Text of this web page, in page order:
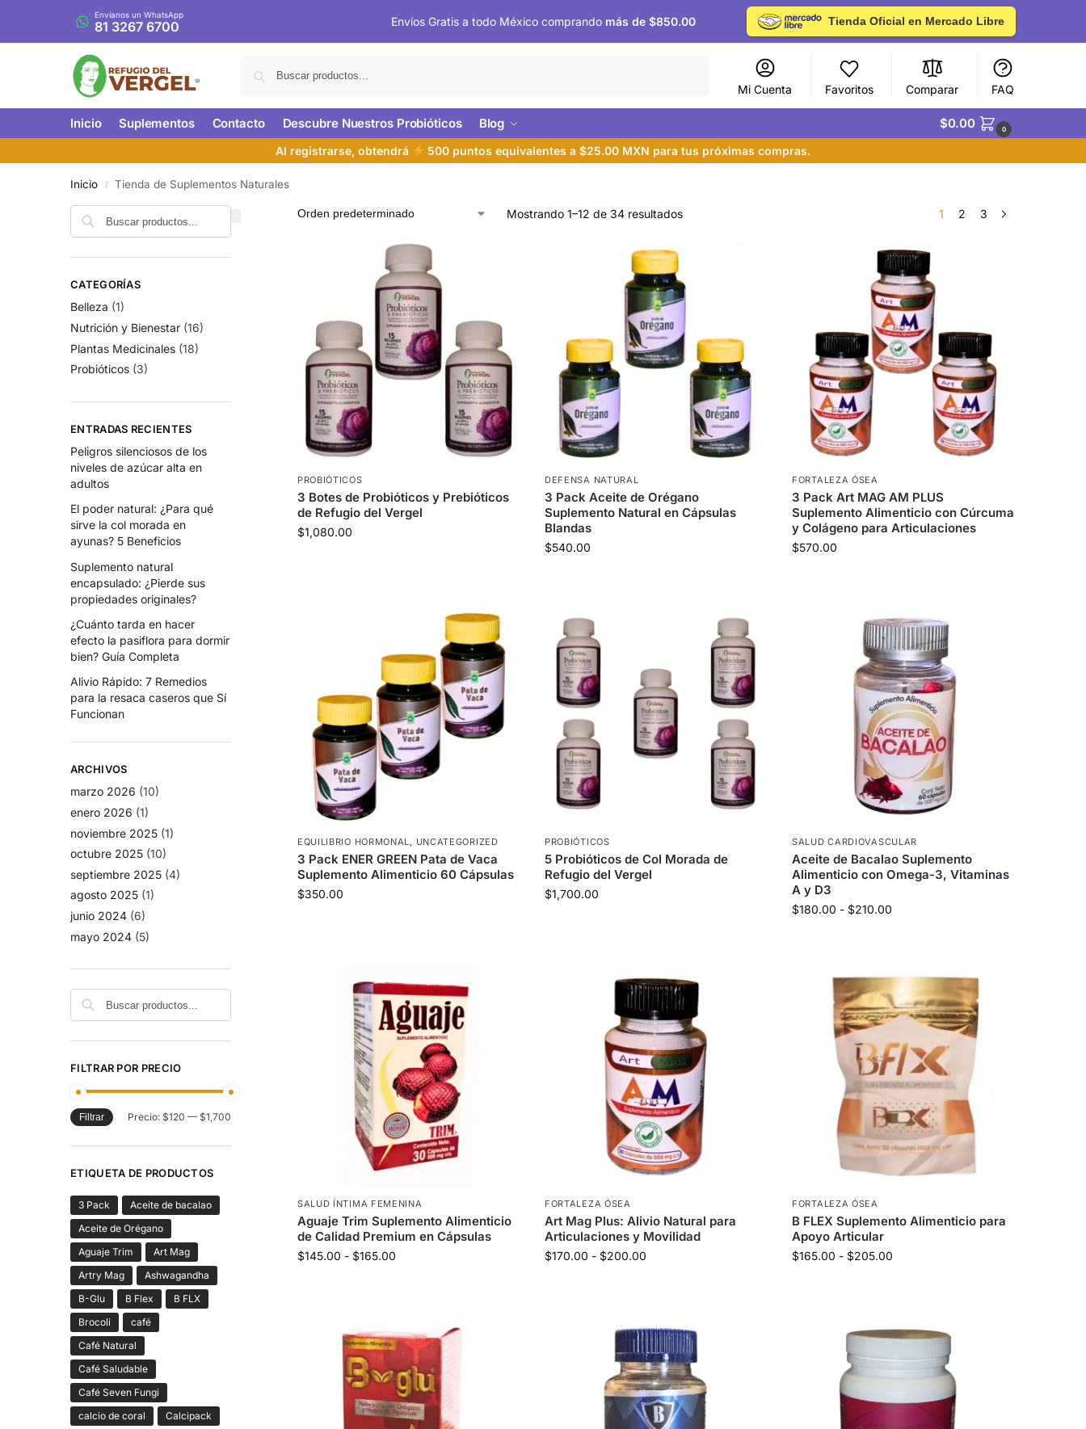
Envíanos un WhatsApp
81 3267 6700 Envíos Gratis a todo México comprando más de $850.00 Tienda Oficial en Mercado Libre
Mi Cuenta Favoritos Comparar FAQ
Inicio Suplementos Contacto Descubre Nuestros Probióticos Blog $0.00 0
Al registrarse, obtendrá 500 puntos equivalentes a $25.00 MXN para tus próximas compras.
Inicio / Tienda de Suplementos Naturales
Mostrando 1–12 de 34 resultados 1 2 3
PROBIÓTICOS
3 Botes de Probióticos y Prebióticos
de Refugio del Vergel
$1,080.00
DEFENSA NATURAL
3 Pack Aceite de Orégano
Suplemento Natural en Cápsulas
Blandas
$540.00
FORTALEZA ÓSEA
3 Pack Art MAG AM PLUS
Suplemento Alimenticio con Cúrcuma
y Colágeno para Articulaciones
$570.00
EQUILIBRIO HORMONAL, UNCATEGORIZED
3 Pack ENER GREEN Pata de Vaca
Suplemento Alimenticio 60 Cápsulas
$350.00
PROBIÓTICOS
5 Probióticos de Col Morada de
Refugio del Vergel
$1,700.00
SALUD CARDIOVASCULAR
Aceite de Bacalao Suplemento
Alimenticio con Omega-3, Vitaminas
A y D3
$180.00 - $210.00
SALUD ÍNTIMA FEMENINA
Aguaje Trim Suplemento Alimenticio
de Calidad Premium en Cápsulas
$145.00 - $165.00
FORTALEZA ÓSEA
Art Mag Plus: Alivio Natural para
Articulaciones y Movilidad
$170.00 - $200.00
FORTALEZA ÓSEA
B FLEX Suplemento Alimenticio para
Apoyo Articular
$165.00 - $205.00
CATEGORÍAS
Belleza (1)
Nutrición y Bienestar (16)
Plantas Medicinales (18)
Probióticos (3)
ENTRADAS RECIENTES
Peligros silenciosos de los
niveles de azúcar alta en
adultos
El poder natural: ¿Para qué
sirve la col morada en
ayunas? 5 Beneficios
Suplemento natural
encapsulado: ¿Pierde sus
propiedades originales?
¿Cuánto tarda en hacer
efecto la pasiflora para dormir
bien? Guía Completa
Alivio Rápido: 7 Remedios
para la resaca caseros que Sí
Funcionan
ARCHIVOS
marzo 2026 (10)
enero 2026 (1)
noviembre 2025 (1)
octubre 2025 (10)
septiembre 2025 (4)
agosto 2025 (1)
junio 2024 (6)
mayo 2024 (5)
FILTRAR POR PRECIO
Filtrar Precio: $120 — $1,700
ETIQUETA DE PRODUCTOS
3 Pack
Aceite de bacalao
Aceite de Orégano
Aguaje Trim
Art Mag
Artry Mag
Ashwagandha
B-Glu
B Flex
B FLX
Brocoli
café
Café Natural
Café Saludable
Café Seven Fungi
calcio de coral
Calcipack